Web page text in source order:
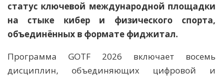
статус ключевой международной площадки
на стыке кибер и физического спорта,
объединённых в формате фиджитал.
Программа GOTF 2026 включает восемь
дисциплин, объединяющих цифровой и